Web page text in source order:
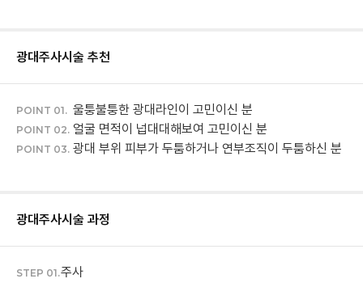
광대주사시술 추천
POINT 01. 울퉁불퉁한 광대라인이 고민이신 분
POINT 02. 얼굴 면적이 넙대대해보여 고민이신 분
POINT 03. 광대 부위 피부가 두툼하거나 연부조직이 두툼하신 분
광대주사시술 과정
STEP 01.주사